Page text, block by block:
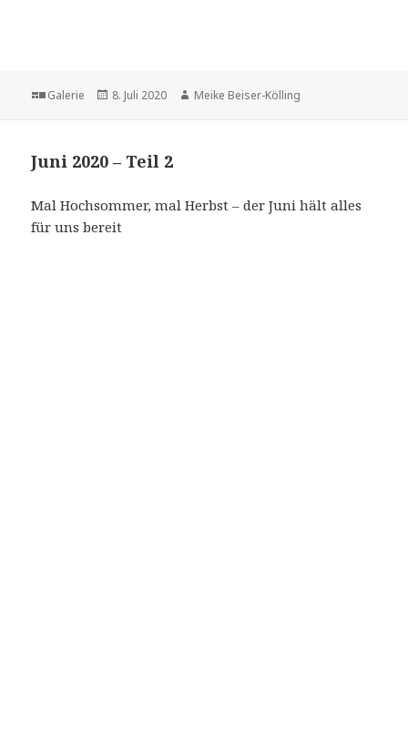
Format
Galerie
Veröffentlicht
8. Juli 2020 Autor
Meike Beiser-Kölling
Juni 2020 – Teil 2
Mal Hochsommer, mal Herbst – der Juni hält alles
für uns bereit